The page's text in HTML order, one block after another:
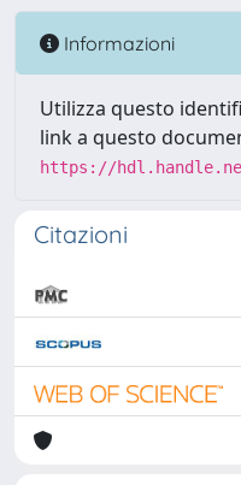
Informazioni
Utilizza questo
link a questo
https://
Citazioni